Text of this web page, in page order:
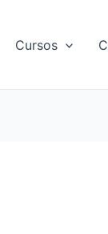
Cursos